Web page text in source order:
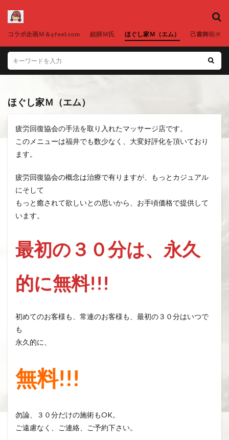
コラボ企画Ｍ＆y.feel.com 絵師Ｍ氏 ほぐし家Ｍ（エム） 己書舞福ねが
ほぐし家Ｍ（エム）
疲労回復協会の手法を取り入れたマッサージ店です。
このメニューは福井でも数少なく、大変好評化を頂いており
ます。
疲労回復協会の概念は治療で有りますが、もっとカジュアル
にそして
もっと癒されて欲しいとの思いから、お手頃価格で提供して
います。
最初の３０分は、永久
的に無料!!!
初めてのお客様も、常連のお客様も、最初の３０分はいつで
も
永久的に、
無料!!!
勿論、３０分だけの施術もOK。
ご遠慮なく、ご連絡、ご予約下さい。